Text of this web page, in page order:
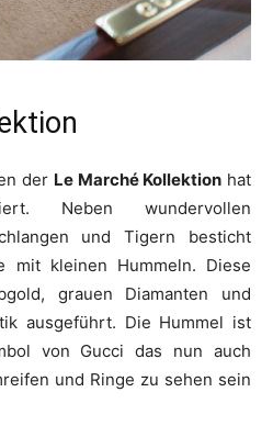
der Le Marché Kollektion hat
Neben wundervollen
und Tigern besticht
mit kleinen Hummeln. Diese
grauen Diamanten und
ausgeführt. Die Hummel ist
von Gucci das nun auch
und Ringe zu sehen sein